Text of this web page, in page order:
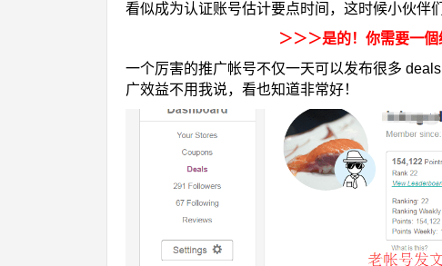
看似成为认证账号估计要点时间，这时候小伙伴
＞＞＞是的！你需要一
一个厉害的推广帐号不仅一天可以发布很多
广效益不用我说，看也知道非常好！